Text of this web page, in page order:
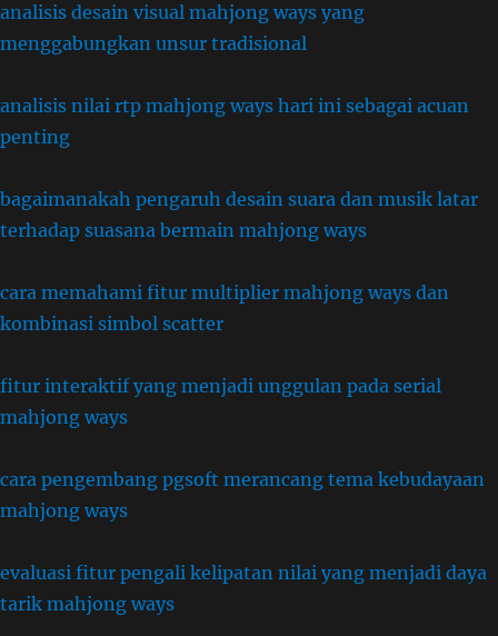
analisis desain visual mahjong ways yang
menggabungkan unsur tradisional
analisis nilai rtp mahjong ways hari ini sebagai acuan
penting
bagaimanakah pengaruh desain suara dan musik latar
terhadap suasana bermain mahjong ways
cara memahami fitur multiplier mahjong ways dan
kombinasi simbol scatter
fitur interaktif yang menjadi unggulan pada serial
mahjong ways
cara pengembang pgsoft merancang tema kebudayaan
mahjong ways
evaluasi fitur pengali kelipatan nilai yang menjadi daya
tarik mahjong ways